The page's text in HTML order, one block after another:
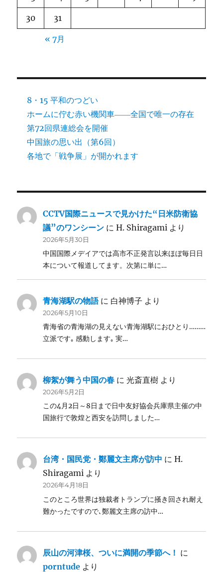
30 31
« 7月
8・15 平和のつどい
ホームに佇む赤い機関車――全国で唯一の存在
第72回県連総会を開催
中国旅の思い出（第6回）
各地で「戦争展」が開かれます
CCTV国際ニュースで見かけた“日米防衛協
議”のワンシーン にH. Shiragami より
2026年5月30日
中国国際メデイアでは高市不正発言以来ほぼ毎日日
本について報道してます。次第に単に…
青海湖駅の物語に 白神博子 より
2026年5月10日
青海省の青海湖の見えない青海湖駅におひとり………
立派です｡ 感動します｡ 実…
柳絮が舞う中国の春 に光斎直樹 より
2026年5月2日
この4月2日～8日まで日中友好協会兵庫県主催の中
国旅行で敦煌と西安を訪問しました…
台湾・国民党・鄭麗文主席が訪中 にH.
Shiragami より
2026年4月18日
このところ世界は独裁者トランプに掻き回され耐え
難かったですので､鄭麗文主席の訪中…
辰山の河津桜、ついに満開の季節へ！ に
porntude より